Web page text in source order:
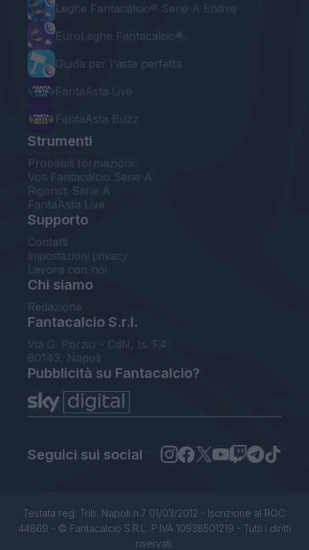
Leghe Fantacalcio® Serie A Enilive
EuroLeghe Fantacalcio®
Guida per l'asta perfetta
FantaAsta Live
FantaAsta Buzz
Strumenti
Probabili formazioni
Voti Fantacalcio Serie A
Rigoristi Serie A
FantaAsta Live
Supporto
Contatti
Impostazioni privacy
Lavora con noi
Chi siamo
Redazione
Fantacalcio S.r.l.
Via G. Porzio - CdN, Is. F4
80143, Napoli
Pubblicità su Fantacalcio?
Seguici sui social
Testata reg. Trib. Napoli n.7 01/03/2012 - Iscrizione al ROC:
44869 - © Fantacalcio S.R.L. P.IVA 10938501219 - Tutti i diritti
riservati.